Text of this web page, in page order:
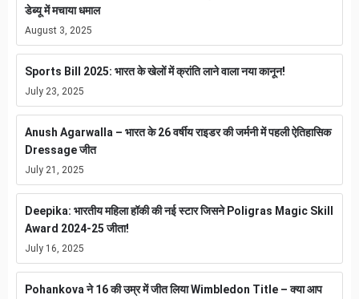
डेब्यू में मचाया धमाल
August 3, 2025
Sports Bill 2025: भारत के खेलों में क्रांति लाने वाला नया कानून!
July 23, 2025
Anush Agarwalla – भारत के 26 वर्षीय राइडर की जर्मनी में पहली ऐतिहासिक
Dressage जीत
July 21, 2025
Deepika: भारतीय महिला हॉकी की नई स्टार जिसने Poligras Magic Skill
Award 2024-25 जीता!
July 16, 2025
Pohankova ने 16 की उम्र में जीत लिया Wimbledon Title – क्या आप